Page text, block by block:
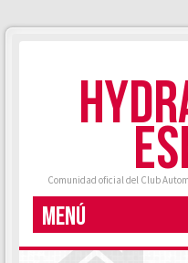
Comunidad oficial del Club
MENÚ